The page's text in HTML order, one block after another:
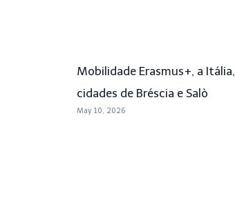
Mobilidade Erasmus+, a Itália,
cidades de Bréscia e Salò
May 10, 2026